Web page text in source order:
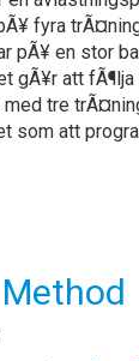
fyra
pÃ¥ en stor
gÃ¥r att
tre
som att